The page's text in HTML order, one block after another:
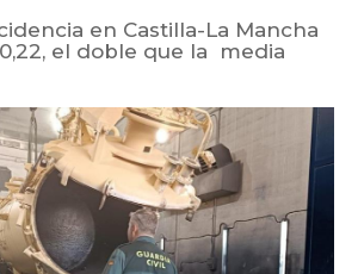
en Castilla-La Mancha
el doble que la media